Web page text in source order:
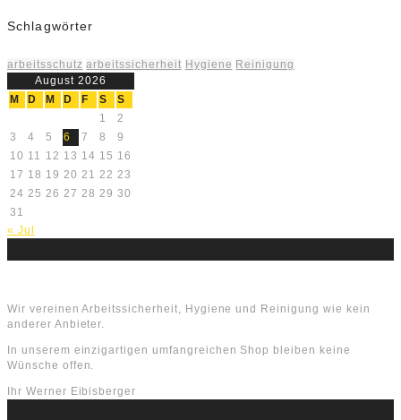
Schlagwörter
arbeitsschutz arbeitssicherheit Hygiene Reinigung
August 2026
M
D M D F S
S
1
2
3
4 5 6 7 8
9
10 11 12 13 14 15 16
17 18 19 20 21 22 23
24 25 26 27 28 29 30
31
« Jul
Wir vereinen Arbeitssicherheit, Hygiene und Reinigung wie kein
anderer Anbieter.
In unserem einzigartigen umfangreichen Shop bleiben keine
Wünsche offen.
Ihr Werner Eibisberger